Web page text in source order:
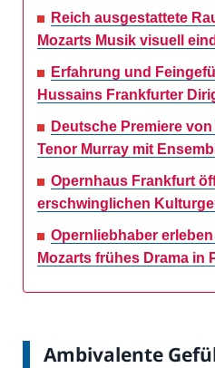
Reich ausgestattete
Mozarts Musik visuell
Erfahrung und
Hussains Frankfurter
Deutsche Premiere
Tenor Murray mit
Opernhaus Frankfurt
erschwinglichen
Opernliebhaber
Mozarts frühes Drama in
Ambivalente